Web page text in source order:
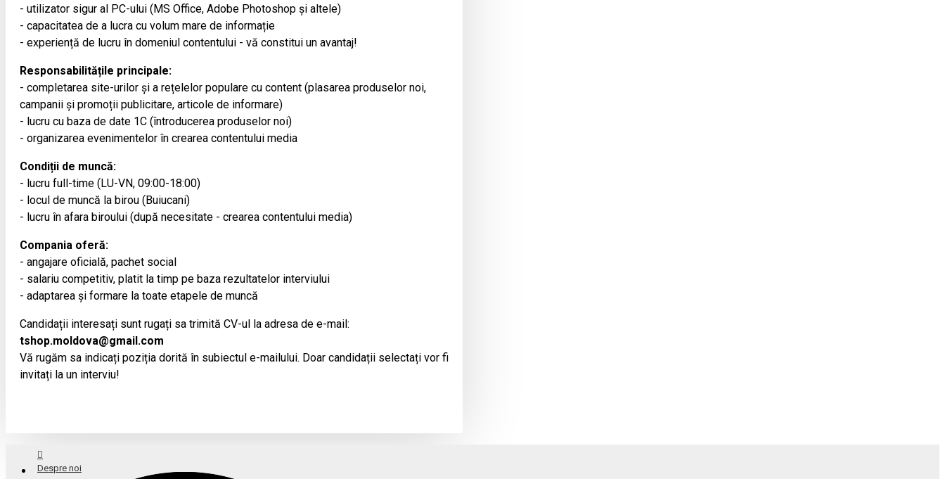
- utilizator sigur al PC-ului (MS Office, Adobe Photoshop și altele)
- capacitatea de a lucra cu volum mare de informație
- experiență de lucru în domeniul contentului - vă constitui un avantaj!
Responsabilitățile principale:
- completarea site-urilor și a rețelelor populare cu content (plasarea produselor noi,
campanii și promoții publicitare, articole de informare)
- lucru cu baza de date 1С (întroducerea produselor noi)
- organizarea evenimentelor în crearea contentului media
Condiții de muncă:
- lucru full-time (LU-VN, 09:00-18:00)
- locul de muncă la birou (Buiucani)
- lucru în afara biroului (după necesitate - crearea contentului media)
Compania oferă:
- angajare oficială, pachet social
- salariu competitiv, platit la timp pe baza rezultatelor interviului
- adaptarea și formare la toate etapele de muncă
Candidații interesați sunt rugați sa trimită CV-ul la adresa de e-mail:
tshop.moldova@gmail.com
Vă rugăm sa indicați poziția dorită în subiectul e-mailului. Doar candidații selectați vor fi
invitați la un interviu!
Despre noi